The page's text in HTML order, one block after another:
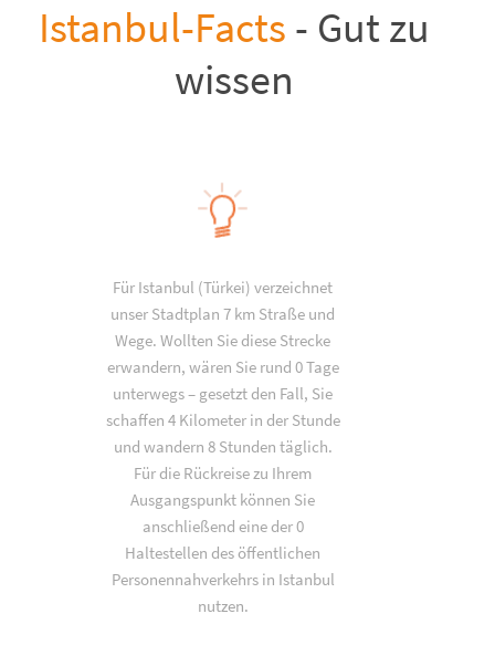
Istanbul-Facts - Gut zu
wissen
Für Istanbul (Türkei) verzeichnet
unser Stadtplan 7 km Straße und
Wege. Wollten Sie diese Strecke
erwandern, wären Sie rund 0 Tage
unterwegs – gesetzt den Fall, Sie
schaffen 4 Kilometer in der Stunde
und wandern 8 Stunden täglich.
Für die Rückreise zu Ihrem
Ausgangspunkt können Sie
anschließend eine der 0
Haltestellen des öffentlichen
Personennahverkehrs in Istanbul
nutzen.